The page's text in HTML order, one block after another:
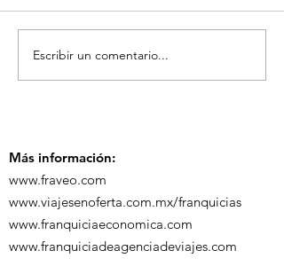
¡Acapulco y Guerrero
se Visten de Fiesta!
Escribir un comentario...
Más información:
www.fraveo.com
www.viajesenoferta.com.mx/franquicias
www.franquiciaeconomica.com
www.franquiciadeagenciadeviajes.com